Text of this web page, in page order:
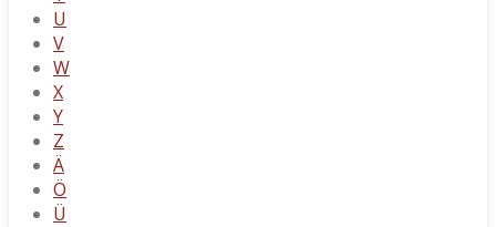
U
V
W
X
Y
Z
Ä
Ö
Ü